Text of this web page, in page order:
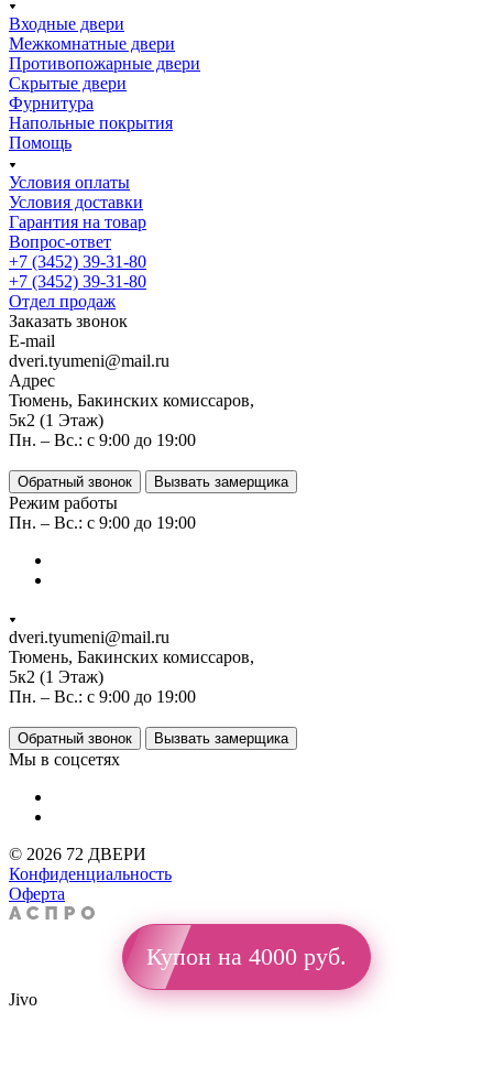
Входные двери
Межкомнатные двери
Противопожарные двери
Скрытые двери
Фурнитура
Напольные покрытия
Помощь
Условия оплаты
Условия доставки
Гарантия на товар
Вопрос-ответ
+7 (3452) 39-31-80
+7 (3452) 39-31-80
Отдел продаж
Заказать звонок
E-mail
dveri.tyumeni@mail.ru
Адрес
Тюмень, Бакинских комиссаров,
5к2 (1 Этаж)
Пн. – Вс.: с 9:00 до 19:00
Обратный звонок Вызвать замерщика
Режим работы
Пн. – Вс.: с 9:00 до 19:00
dveri.tyumeni@mail.ru
Тюмень, Бакинских комиссаров,
5к2 (1 Этаж)
Пн. – Вс.: с 9:00 до 19:00
Обратный звонок Вызвать замерщика
Мы в соцсетях
© 2026 72 ДВЕРИ
Конфиденциальность
Оферта
Купон на 4000 руб.
Jivo